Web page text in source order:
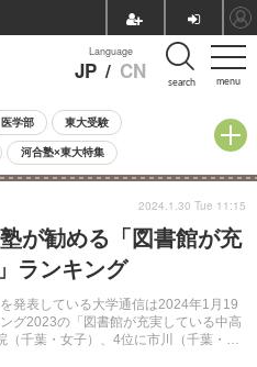
menu
Language
JP / CN search
医学部 東大受験
河合塾×東大特集
中学受験 小学校受験
去問 人気記事
教材（中学生向け）
が勧める「図書館が充
ランキング
発表している大学通信は2024年1月19
グ2023の「図書館が充実している中高
千葉・女子）、4位に市川（千葉・共
2024.1.30 Tue 11:15